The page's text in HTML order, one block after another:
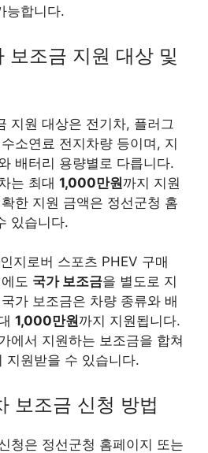
능합니다.
보조금 지원 대상 및
지원 대상은 전기차, 플러그
소연료 전지차량 등이며, 지
배터리 용량별로 다릅니다.
는 최대 1,000만원까지 지원
한 지원 금액은 정선군청 홈
있습니다.
지로버 스포츠 PHEV 구매
도 국가 보조금을 별도로 지
가 보조금은 차량 종류와 배
1,000만원까지 지원됩니다.
에서 지원하는 보조금을 합쳐
지원받을 수 있습니다.
보조금 신청 방법
청은 정선군청 홈페이지 또는